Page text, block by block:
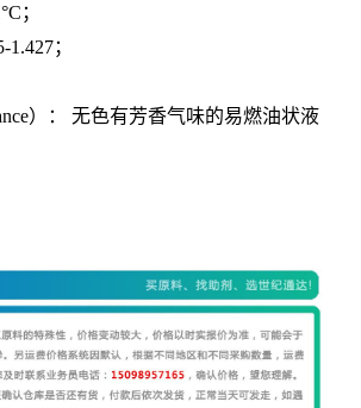
；
；
）： 无色有芳香气味的易燃油状液